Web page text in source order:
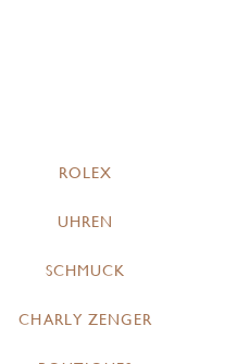
ROLEX
UHREN
SCHMUCK
CHARLY ZENGER